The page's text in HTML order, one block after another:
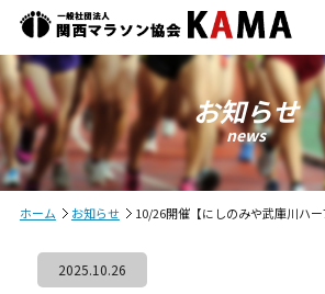
お知らせ
news
ホーム お知らせ 10/26開催【にしのみや武庫川ハ
2025.10.26